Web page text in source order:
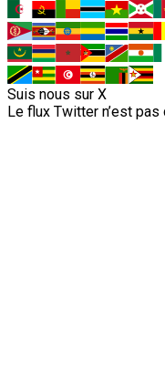
Suis nous sur X
Le flux Twitter n’est